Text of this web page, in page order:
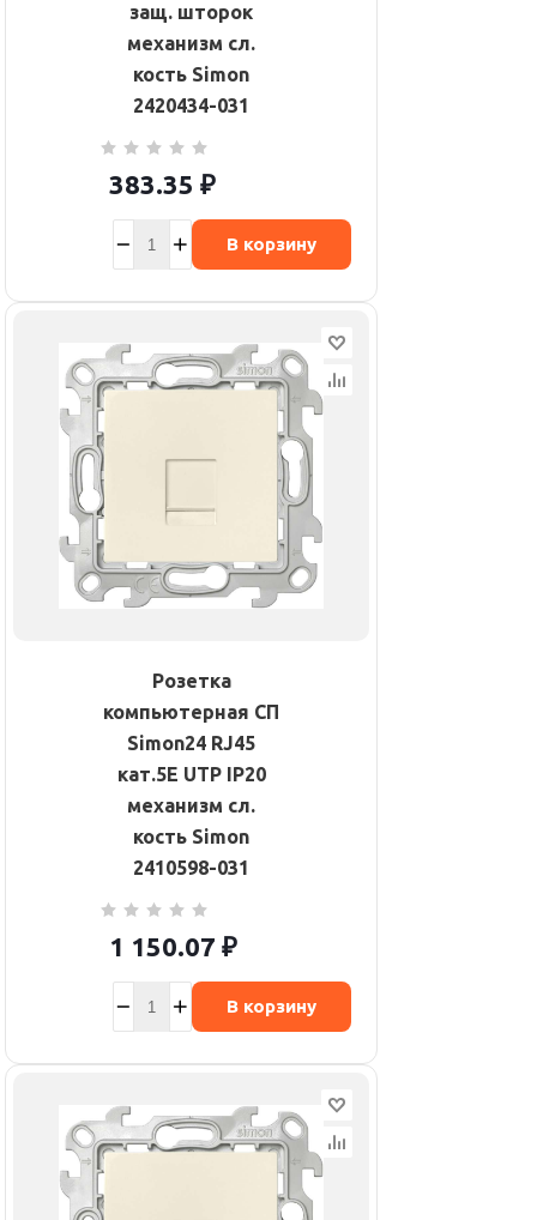
защ. шторок
механизм сл.
кость Simon
2420434-031
383.35 ₽
В корзину
Розетка
компьютерная СП
Simon24 RJ45
кат.5E UTP IP20
механизм сл.
кость Simon
2410598-031
1 150.07 ₽
В корзину